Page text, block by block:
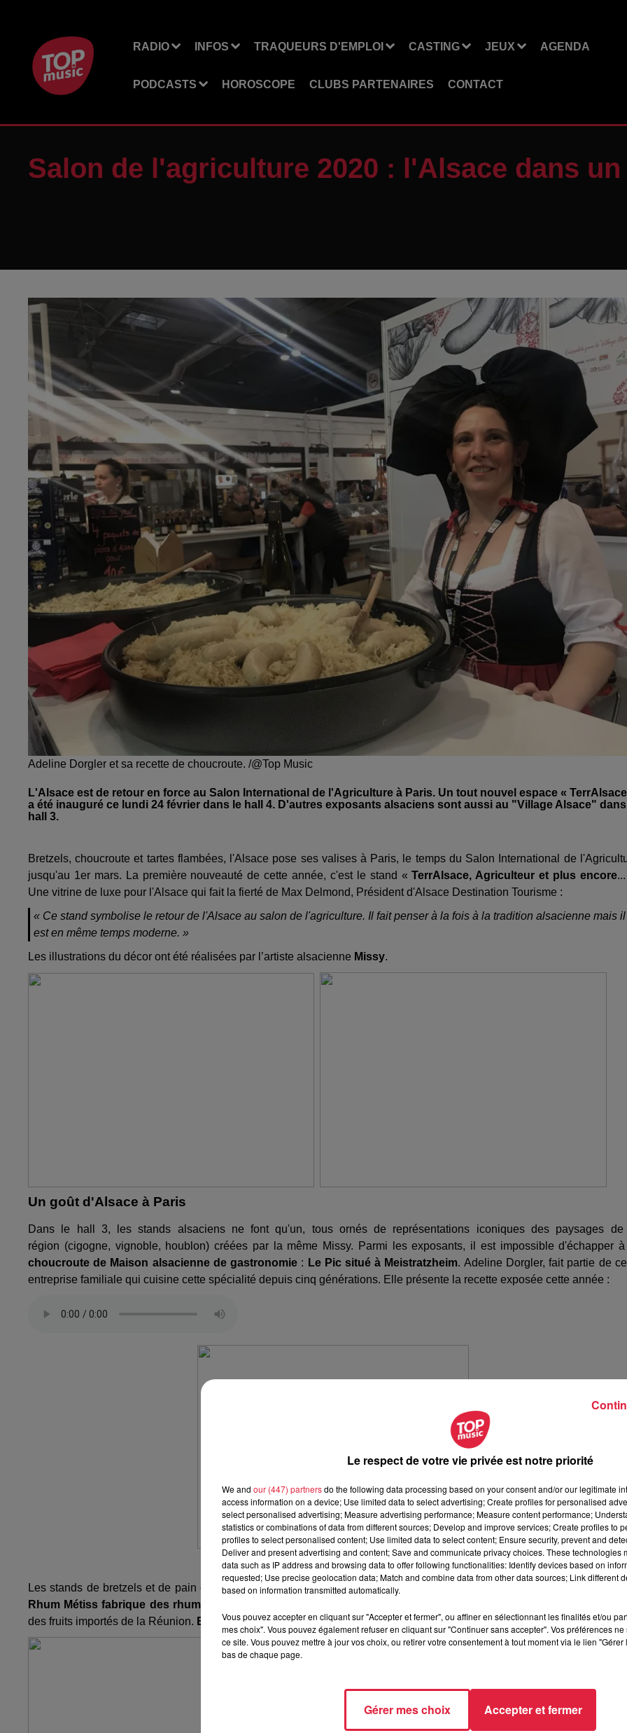
RADIO INFOS TRAQUEURS D'EMPLOI CASTING JEUX AGENDA
PODCASTS HOROSCOPE CLUBS PARTENAIRES CONTACT
Salon de l'agriculture 2020 : l'Alsace dans
Adeline Dorgler et sa recette de choucroute. /@Top Music
L'Alsace est de retour en force au Salon International de l'Agriculture à Paris. Un tout nouvel espace «
a été inauguré ce lundi 24 février dans le hall 4. D'autres exposants alsaciens sont aussi au "Village Alsace"
hall 3.
Bretzels, choucroute et tartes flambées, l'Alsace pose ses valises à Paris, le temps du Salon International de
jusqu'au 1er mars. La première nouveauté de cette année, c'est le stand «TerrAlsace, Agriculteur et plus encore
Une vitrine de luxe pour l'Alsace qui fait la fierté de Max Delmond, Président d'Alsace Destination Tourisme :
« Ce stand symbolise le retour de l'Alsace au salon de l'agriculture. Il fait penser à la fois à la tradition alsacienne mais il
est en même temps moderne. »
Les illustrations du décor ont été réalisées par l’artiste alsacienne Missy.
Un goût d'Alsace à Paris
Dans le hall 3, les stands alsaciens ne font qu'un, tous ornés de représentations iconiques des paysages
région (cigogne, vignoble, houblon) créées par la même Missy. Parmi les exposants, il est impossible d'échapper à
choucroute de Maison alsacienne de gastronomie : Le Pic situé à Meistratzheim. Adeline Dorgler, fait partie de
entreprise familiale qui cuisine cette spécialité depuis cinq générations. Elle présente la recette exposée cette année :
Les stands de bretzels et de pain d'épices garnissent aussi le village Alsace du hall 3, tout comme le rhum.
Rhum Métiss fabrique des rhums arrangés en Alsace à Griesheim-prés-Molsheim
des fruits importés de la Réunion. En 2019, Rhum Métiss a été élu meilleur rhum arrangé du monde.
Le respect de votre vie privée est notre priorité
We and our (447) partnersdo the following data processing based on your consent and/or our legitimate
access information on a device; Use limited data to select advertising; Create profiles for personalised
select personalised advertising; Measure advertising performance; Measure content performance;
statistics or combinations of data from different sources; Develop and improve services; Create profiles to
profiles to select personalised content; Use limited data to select content; Ensure security, prevent and
Deliver and present advertising and content; Save and communicate privacy choices. These technologies
data such as IP address and browsing data to offer following functionalities: Identify devices based on
requested; Use precise geolocation data; Match and combine data from other data sources; Link different
based on information transmitted automatically.
Vous pouvez accepter en cliquant sur "Accepter et fermer", ou affiner en sélectionnant les finalités et/ou
mes choix". Vous pouvez également refuser en cliquant sur "Continuer sans accepter". Vos préférences
ce site. Vous pouvez mettre à jour vos choix, ou retirer votre consentement à tout moment via le lien
bas de chaque page.
Gérer mes choix Accepter et fermer